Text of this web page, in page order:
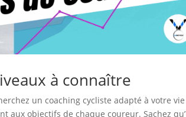
à connaître
un coaching cycliste adapté à votre vie
aux objectifs de chaque coureur. Sachez